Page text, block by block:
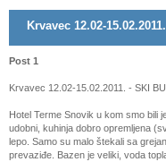
Krvavec 12.02-
Post 1
Krvavec 12.02-15.02.2011. - SKI
Hotel Terme Snovik u kom smo bili
udobni, kuhinja dobro opremljena
lepo. Samo su malo štekali sa
prevaziđe. Bazen je veliki, voda